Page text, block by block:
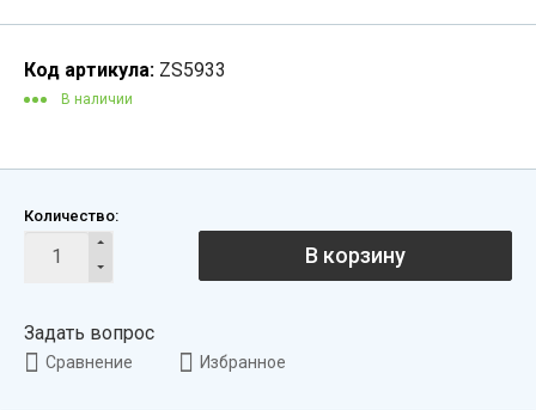
Код артикула: ZS5933
В наличии
Количество:
В корзину
Задать вопрос
Сравнение Избранное